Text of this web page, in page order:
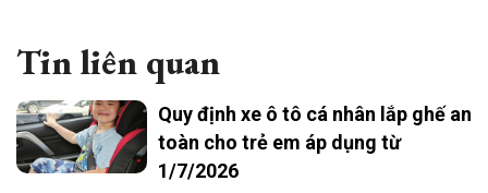
Tin liên quan
Quy định xe ô tô cá nhân lắp ghế an
toàn cho trẻ em áp dụng từ
1/7/2026